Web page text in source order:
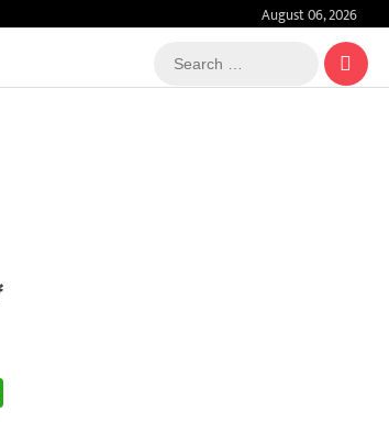
August 06, 2026
Search
…